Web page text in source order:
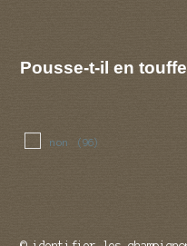
Pousse-t-il en
non (96)